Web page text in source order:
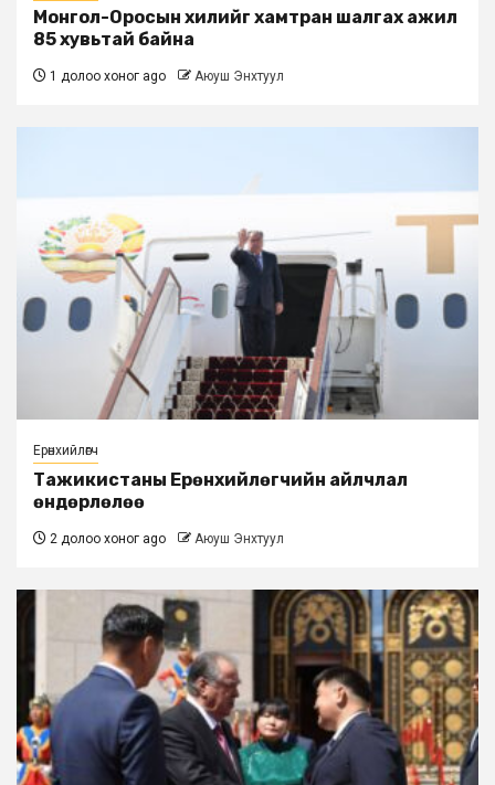
Монгол-Оросын хилийг хамтран шалгах ажил
85 хувьтай байна
1 долоо хоног ago Аюуш Энхтуул
Ерөнхийлөгч
Тажикистаны Ерөнхийлөгчийн айлчлал
өндөрлөлөө
2 долоо хоног ago Аюуш Энхтуул